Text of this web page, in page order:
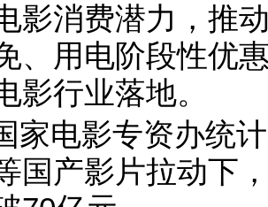
影消费潜力，推
、用电阶段性优
影行业落地。
家电影专资办统
国产影片拉动下